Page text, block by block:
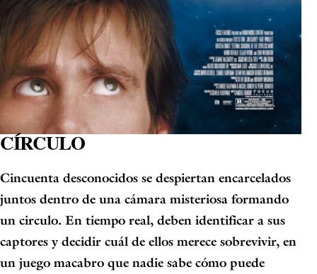
CÍRCULO
Cincuenta desconocidos se despiertan encarcelados
juntos dentro de una cámara misteriosa formando
un circulo. En tiempo real, deben identificar a sus
captores y decidir cuál de ellos merece sobrevivir, en
un juego macabro que nadie sabe cómo puede